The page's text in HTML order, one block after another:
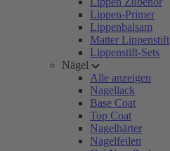
Lippen-Primer
Lippenbalsam
Matter Lippenstift
Lippenstift-Sets
Nägel
Alle anzeigen
Nagellack
Base Coat
Top Coat
Nagelhärter
Nagelfeilen